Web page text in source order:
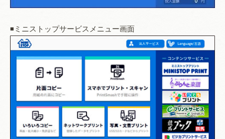
◾️ミニストップサービスメニュー画面